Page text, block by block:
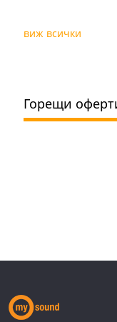
виж всички
Горещи